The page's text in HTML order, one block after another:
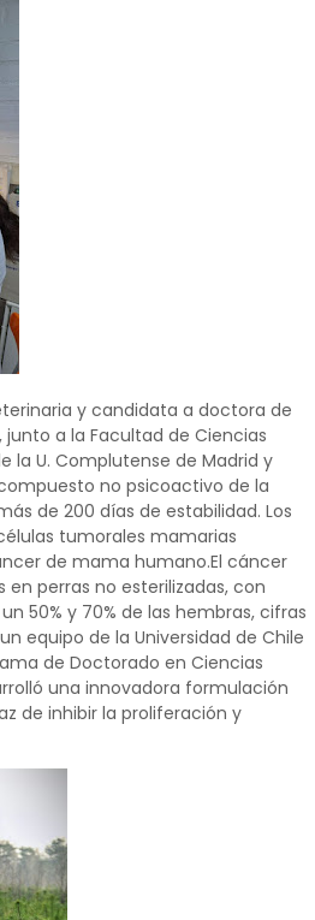
y candidata a doctora de
junto a la Facultad de Ciencias
la U. Complutense de Madrid y
no psicoactivo de la
de 200 días de estabilidad. Los
tumorales mamarias
de mama humano.El cáncer
perras no esterilizadas, con
50% y 70% de las hembras, cifras
equipo de la Universidad de Chile
de Doctorado en Ciencias
una innovadora formulación
de inhibir la proliferación y